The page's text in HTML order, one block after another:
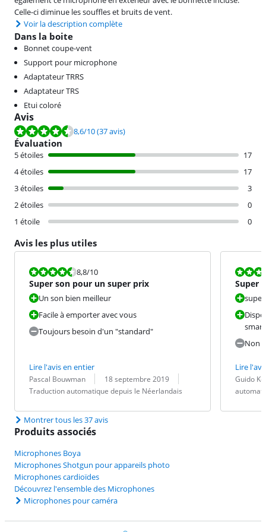
Celle-ci diminue les souffles et bruits de vent.
Voir la description complète
Dans la boite
Bonnet coupe-vent
Support pour microphone
Adaptateur TRRS
Adaptateur TRS
Etui coloré
Avis
La note est de 8,6 sur 10, basée sur 37 avis.
8,6/10(37 avis)
Évaluation
5 étoiles
17
4 étoiles
17
3 étoiles
3
2 étoiles
0
1 étoile
0
Avis les plus utiles
La note est 8,8 sur 10.
8,8/10
Super son pour un super prix
Un son bien meilleur
Facile à emporter avec vous
Toujours besoin d'un "standard"
Lire l'avis en entier
Évaluation par :
Pascal Bouwman
Date : 18 septembre 2019
Traduction :
Traduction automatique depuis le Néerlandais
La note est
Super
Non
Lire
Évaluation
Guido
Date :
Traduction :
Montrer tous les 37 avis
Produits associés
Microphones Boya
Microphones Shotgun pour appareils photo
Microphones cardioïdes
Découvrez l'ensemble des Microphones
Microphones pour caméra